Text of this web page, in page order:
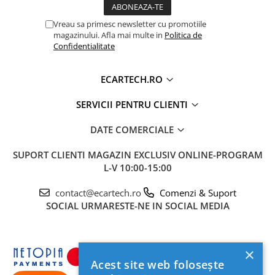
funcționeze rapid și eficient. Este compatibil cu un
număr mare de aplicații, iar lansarea și comutarea dintre
acestea este una dinamică.
Procesor Octa-core 8 x 1.6Ghz 28nMPerformanțe
stabilă a căldurii.
Vreau sa primesc newsletter cu promotiile
magazinului. Afla mai multe in Politica de
Confidentialitate
ECARTECH.RO
SERVICII PENTRU CLIENTI
DATE COMERCIALE
SUPORT CLIENTI MAGAZIN EXCLUSIV ONLINE-PROGRAM
L-V 10:00-15:00
contact@ecartech.ro
Comenzi & Suport
SOCIAL URMARESTE-NE IN SOCIAL MEDIA
×
Acest site web folosește